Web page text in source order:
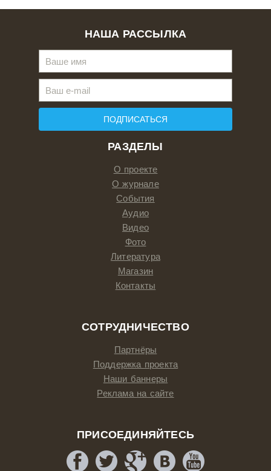
РАЗДЕЛЫ
О проекте
О журнале
События
Аудио
Видео
Фото
Литература
Магазин
Контакты
СОТРУДНИЧЕСТВО
Партнёры
Поддержка проекта
Наши баннеры
Реклама на сайте
ПРИСОЕДИНЯЙТЕСЬ
НАША РАССЫЛКА
ПОДПИСАТЬСЯ